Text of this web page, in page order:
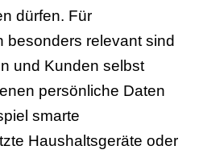
dürfen. Für
besonders relevant sind
und Kunden selbst
persönliche Daten
smarte
Haushaltsgeräte oder